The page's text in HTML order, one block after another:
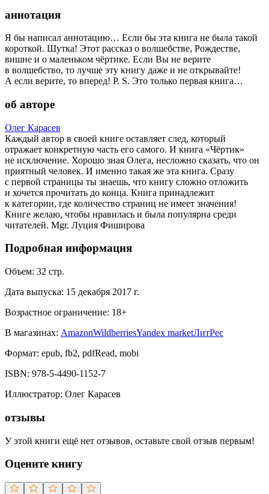
аннотация
Я бы написал аннотацию… Если бы эта книга не была такой
короткой. Шутка! Этот рассказ о волшебстве, Рождестве,
вишне и о маленьком чёртике. Если Вы не верите
в волшебство, то лучше эту книгу даже и не открывайте!
А если верите, то вперед! P. S. Это только первая книга…
об авторе
Олег Карасев
Каждый автор в своей книге оставляет след, который
отражает конкретную часть его самого. И книга «Чёртик»
не исключение. Хорошо зная Олега, несложно сказать, что он
приятный человек. И именно такая же эта книга. Сразу
с первой страницы ты знаешь, что книгу сложно отложить
и хочется прочитать до конца. Книга принадлежит
к категории, где количество страниц не имеет значения!
Книге желаю, чтобы нравилась и была популярна среди
читателей. Mgr. Луция Фиширова
Подробная информация
Объем: 32 стр.
Дата выпуска: 15 декабря 2017 г.
Возрастное ограничение: 18+
В магазинах: AmazonWildberriesYandex marketЛитРес
Формат: epub, fb2, pdfRead, mobi
ISBN: 978-5-4490-1152-7
Иллюстратор: Олег Карасев
отзывы
У этой книги ещё нет отзывов, оставьте свой отзыв первым!
Оцените книгу